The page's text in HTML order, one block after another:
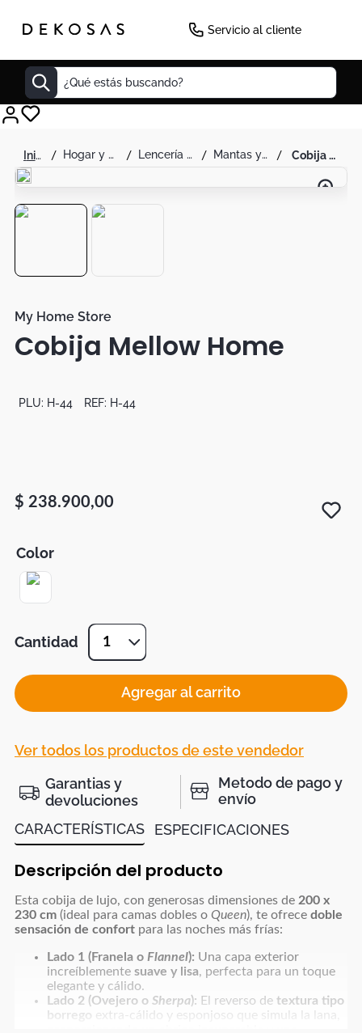
Servicio al cliente
¿Qué estás buscando?
hogar y decoración lencería para el hogar mantas y cobijas cobija mellow home
My Home Store
Cobija Mellow Home
PLU: H-44 REF: H-44
$ 238.900,00
Color
Cantidad 1
Agregar al carrito
Ver todos los productos de este vendedor
Garantias y
devoluciones
Metodo de pago y
envío
CARACTERÍSTICAS
ESPECIFICACIONES
Descripción del producto
Esta cobija de lujo, con generosas dimensiones de 200 x
230 cm (ideal para camas dobles o Queen), te ofrece doble
sensación de confort para las noches más frías:
Lado 1 (Franela o Flannel): Una capa exterior
increíblemente suave y lisa, perfecta para un toque
elegante y cálido.
Lado 2 (Ovejero o Sherpa): El reverso de textura tipo
borrego
extra-cálido y esponjoso que simula la lana,
Decoracion
Sillas
Lamparas
Duvet